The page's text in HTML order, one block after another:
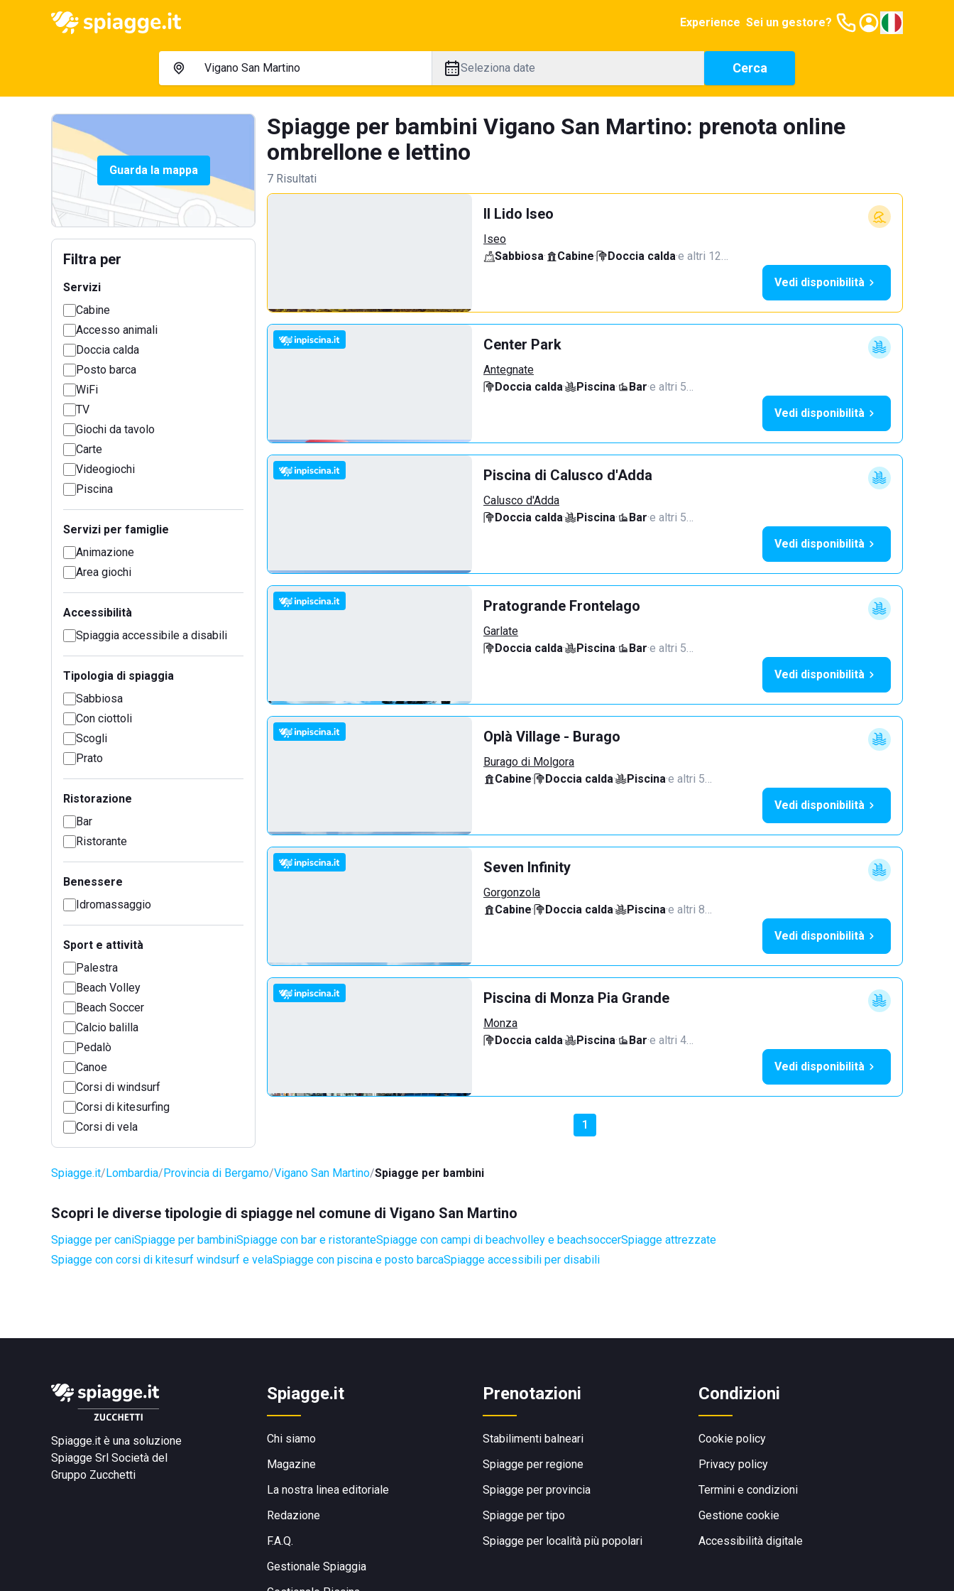
Experience Sei un gestore?
Seleziona date Cerca
Guarda la mappa
Filtra per
Servizi
Cabine
Accesso animali
Doccia calda
Posto barca
WiFi
TV
Giochi da tavolo
Carte
Videogiochi
Piscina
Servizi per famiglie
Animazione
Area giochi
Accessibilità
Spiaggia accessibile a disabili
Tipologia di spiaggia
Sabbiosa
Con ciottoli
Scogli
Prato
Ristorazione
Bar
Ristorante
Benessere
Idromassaggio
Sport e attività
Palestra
Beach Volley
Beach Soccer
Calcio balilla
Pedalò
Canoe
Corsi di windsurf
Corsi di kitesurfing
Corsi di vela
Spiagge per bambini Vigano San Martino: prenota online
ombrellone e lettino
7 Risultati
Il Lido Iseo
Iseo
Sabbiosa· Cabine· Doccia calda·e altri 12…
Vedi disponibilità
Center Park
Antegnate
Doccia calda· Piscina· Bar·e altri 5…
Vedi disponibilità
Piscina di Calusco d'Adda
Calusco d'Adda
Doccia calda· Piscina· Bar·e altri 5…
Vedi disponibilità
Pratogrande Frontelago
Garlate
Doccia calda· Piscina· Bar·e altri 5…
Vedi disponibilità
Oplà Village - Burago
Burago di Molgora
Cabine· Doccia calda· Piscina·e altri 5…
Vedi disponibilità
Seven Infinity
Gorgonzola
Cabine· Doccia calda· Piscina·e altri 8…
Vedi disponibilità
Piscina di Monza Pia Grande
Monza
Doccia calda· Piscina· Bar·e altri 4…
Vedi disponibilità
1
Spiagge.it Lombardia Provincia di Bergamo Vigano San Martino Spiagge per bambini
Scopri le diverse tipologie di spiagge nel comune di Vigano San Martino
Spiagge per caniSpiagge per bambiniSpiagge con bar e ristoranteSpiagge con campi di beachvolley e beachsoccerSpiagge attrezzate
Spiagge con corsi di kitesurf windsurf e velaSpiagge con piscina e posto barcaSpiagge accessibili per disabili
Spiagge.it è una soluzione
Spiagge Srl Società del
Gruppo Zucchetti
Spiagge.it
Chi siamo
Magazine
La nostra linea editoriale
Redazione
F.A.Q.
Gestionale Spiaggia
Prenotazioni
Stabilimenti balneari
Spiagge per regione
Spiagge per provincia
Spiagge per tipo
Spiagge per località più popolari
Condizioni
Cookie policy
Privacy policy
Termini e condizioni
Gestione cookie
Accessibilità digitale